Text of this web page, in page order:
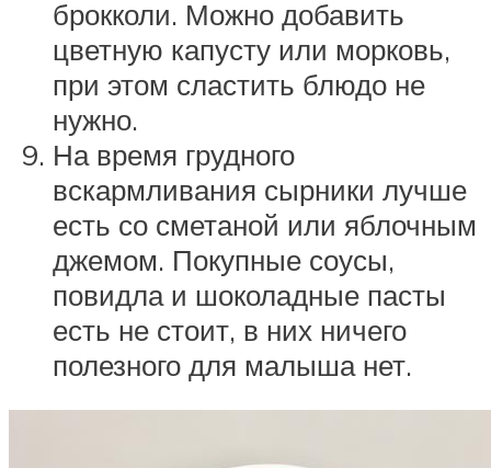
брокколи. Можно добавить
цветную капусту или морковь,
при этом сластить блюдо не
нужно.
На время грудного
вскармливания сырники лучше
есть со сметаной или яблочным
джемом. Покупные соусы,
повидла и шоколадные пасты
есть не стоит, в них ничего
полезного для малыша нет.